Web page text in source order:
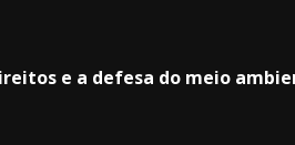
e a defesa do meio